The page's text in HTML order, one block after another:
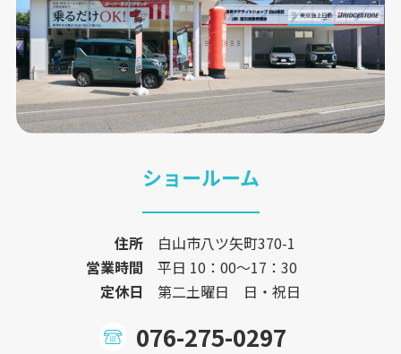
ショールーム
住所
白山市八ツ矢町370-1
営業時間
平日 10：00〜17：30
定休日
第二土曜日 日・祝日
076-275-0297